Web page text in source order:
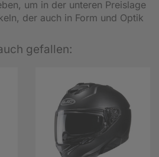
um in der unteren Preislage
der auch in Form und Optik
gefallen: